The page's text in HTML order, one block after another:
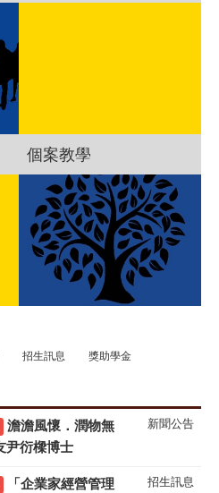
個案教學
招生訊息 獎助學金
澹澹風懷．潤物無
尹衍樑博士
新聞公告
「企業家經營管理
招生訊息